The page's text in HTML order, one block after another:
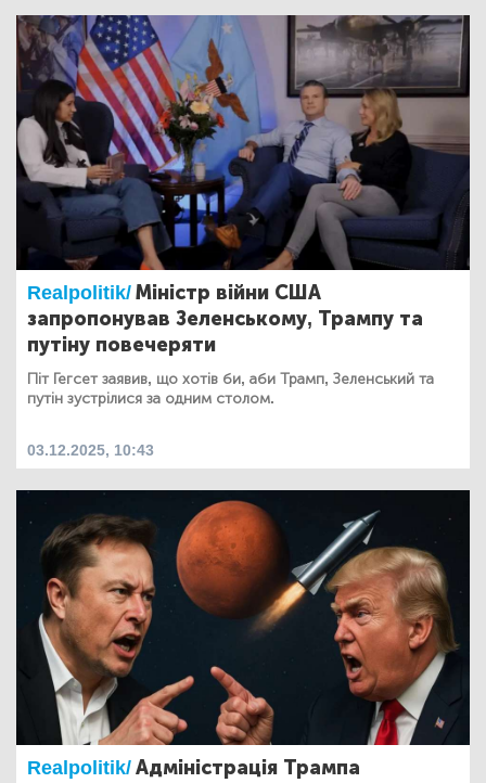
Realpolitik/Міністр війни США
запропонував Зеленському, Трампу та
путіну повечеряти
Піт Гегсет заявив, що хотів би, аби Трамп, Зеленський та
путін зустрілися за одним столом.
03.12.2025, 10:43
Realpolitik/Адміністрація Трампа